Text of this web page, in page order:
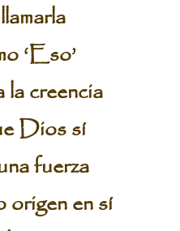
‘Eso’
la creencia
Dios sí
fuerza
origen en sí